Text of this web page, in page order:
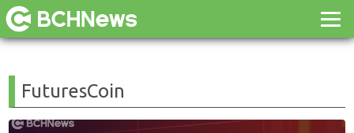
FuturesCoin